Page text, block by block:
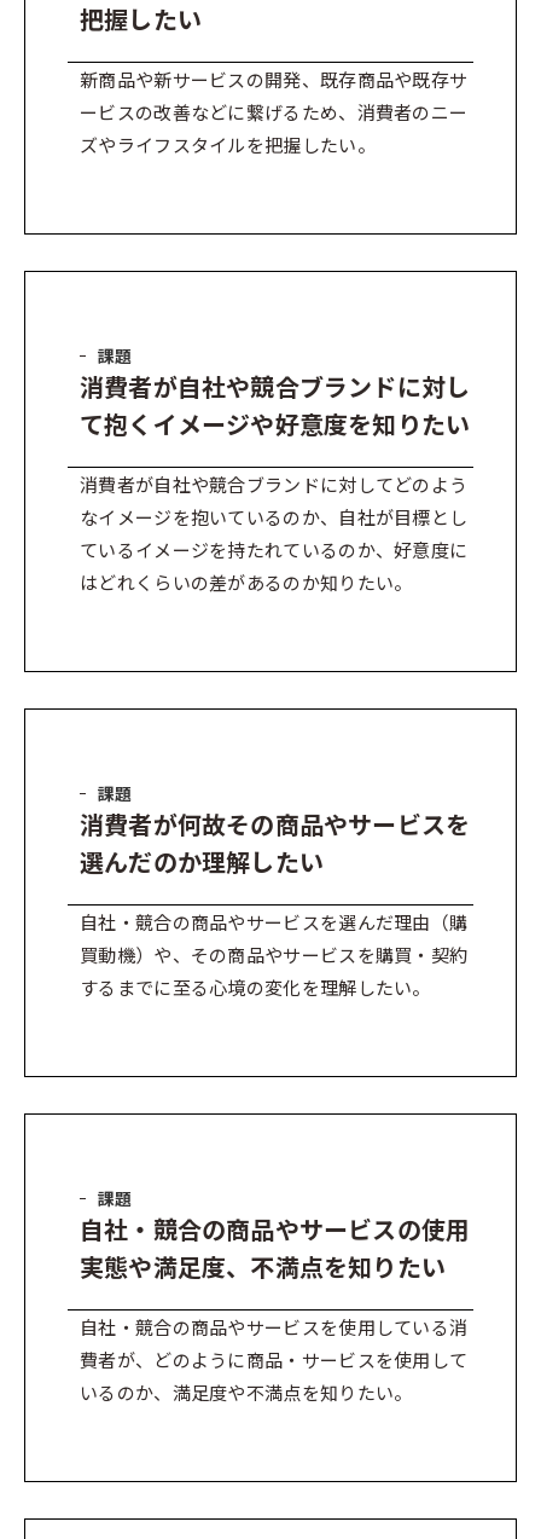
把握したい
新商品や新サービスの開発、既存商品や既存サ
ービスの改善などに繋げるため、消費者のニー
ズやライフスタイルを把握したい。
課題
消費者が自社や競合ブランドに対し
て抱くイメージや好意度を知りたい
消費者が自社や競合ブランドに対してどのよう
なイメージを抱いているのか、自社が目標とし
ているイメージを持たれているのか、好意度に
はどれくらいの差があるのか知りたい。
課題
消費者が何故その商品やサービスを
選んだのか理解したい
自社・競合の商品やサービスを選んだ理由（購
買動機）や、その商品やサービスを購買・契約
するまでに至る心境の変化を理解したい。
課題
自社・競合の商品やサービスの使用
実態や満足度、不満点を知りたい
自社・競合の商品やサービスを使用している消
費者が、どのように商品・サービスを使用して
いるのか、満足度や不満点を知りたい。